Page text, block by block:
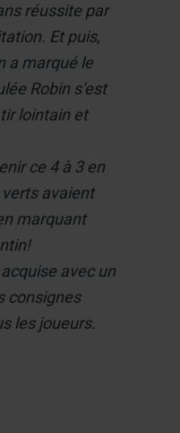
réussite par
Et puis,
a marqué le
Robin s’est
lointain et
ce 4 à 3 en
avaient
marquant
avec un
consignes
les joueurs.